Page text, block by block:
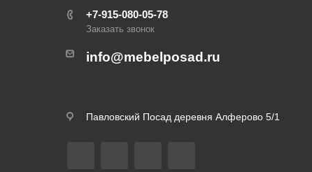
+7-915-080-05-78
Заказать звонок
info@mebelposad.ru
Павловский Посад деревня Алферово 5/1